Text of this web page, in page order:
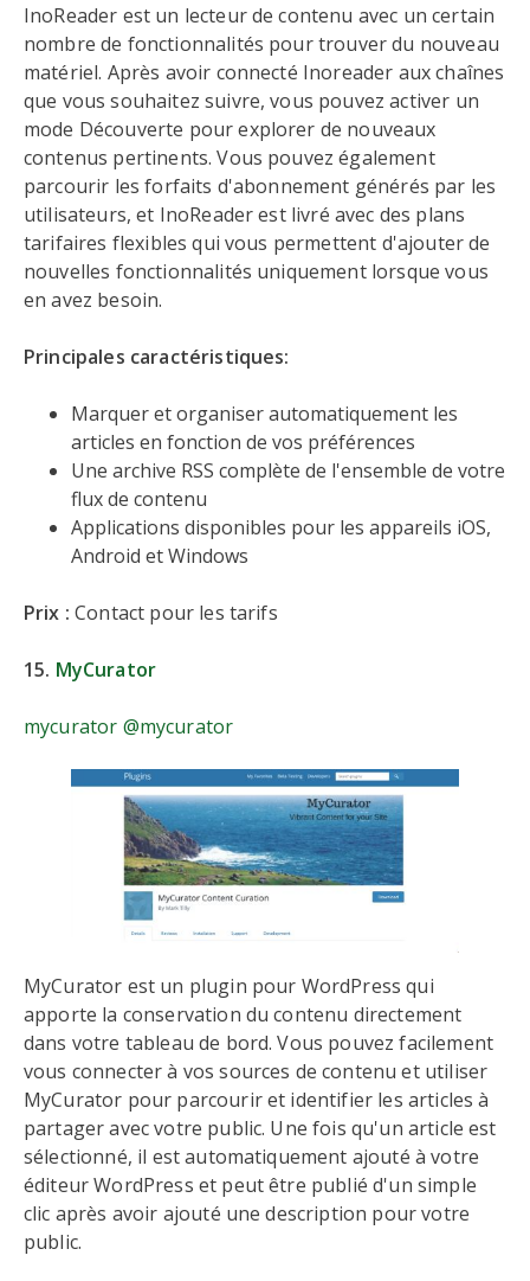
InoReader est un lecteur de contenu avec un certain
nombre de fonctionnalités pour trouver du nouveau
matériel. Après avoir connecté Inoreader aux chaînes
que vous souhaitez suivre, vous pouvez activer un
mode Découverte pour explorer de nouveaux
contenus pertinents. Vous pouvez également
parcourir les forfaits d'abonnement générés par les
utilisateurs, et InoReader est livré avec des plans
tarifaires flexibles qui vous permettent d'ajouter de
nouvelles fonctionnalités uniquement lorsque vous
en avez besoin.
Principales caractéristiques:
Marquer et organiser automatiquement les
articles en fonction de vos préférences
Une archive RSS complète de l'ensemble de votre
flux de contenu
Applications disponibles pour les appareils iOS,
Android et Windows
Prix : Contact pour les tarifs
15. MyCurator
mycurator @mycurator
MyCurator est un plugin pour WordPress qui
apporte la conservation du contenu directement
dans votre tableau de bord. Vous pouvez facilement
vous connecter à vos sources de contenu et utiliser
MyCurator pour parcourir et identifier les articles à
partager avec votre public. Une fois qu'un article est
sélectionné, il est automatiquement ajouté à votre
éditeur WordPress et peut être publié d'un simple
clic après avoir ajouté une description pour votre
public.